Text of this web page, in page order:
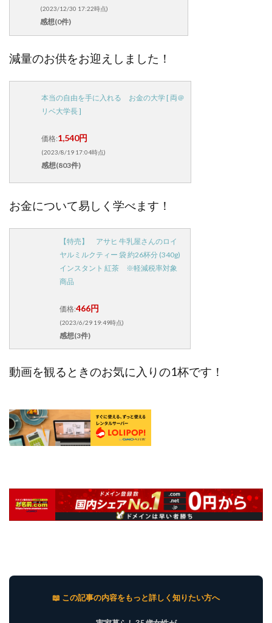
(2023/12/30 17:22時点)
感想(0件)
減量のお供をお迎えしました！
本当の自由を手に入れる お金の大学 [ 両＠
リベ大学長 ]
価格:1,540円
(2023/8/19 17:04時点)
感想(803件)
お金について易しく学べます！
【特売】 アサヒ 牛乳屋さんのロイ
ヤルミルクティー 袋 約26杯分 (340g)
インスタント 紅茶 ※軽減税率対象
商品
価格:466円
(2023/6/29 19:49時点)
感想(3件)
動画を観るときのお気に入りの1杯です！
📖 この記事の内容をもっと詳しく知りたい方へ